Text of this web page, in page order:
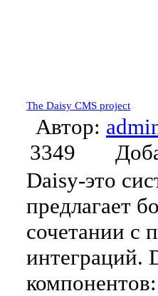
The Daisy CMS project
Автор:
3349
Daisy-это
предлагает
сочетании с
интеграций.
компонентов: